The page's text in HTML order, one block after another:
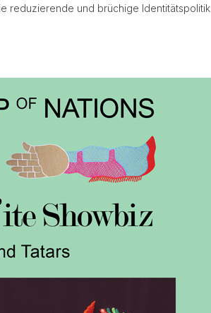
reduzierende und brüchige Identitätspolitik